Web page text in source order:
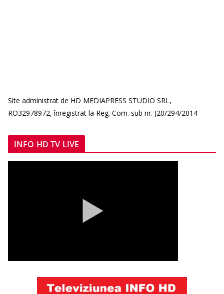
Site administrat de HD MEDIAPRESS STUDIO SRL,
RO32978972, înregistrat la Reg. Com. sub nr. J20/294/2014
INFO HD TV LIVE